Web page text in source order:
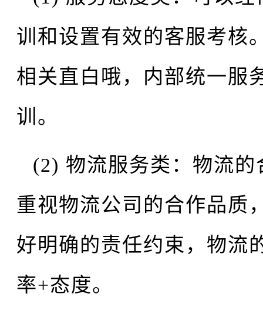
训和设置有效的客服考核
相关直白哦，内部统一服
训。
(2) 物流服务类：物流的
重视物流公司的合作品质
好明确的责任约束，物流
率+态度。